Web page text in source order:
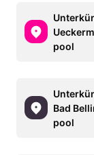
pool
Bad
pool